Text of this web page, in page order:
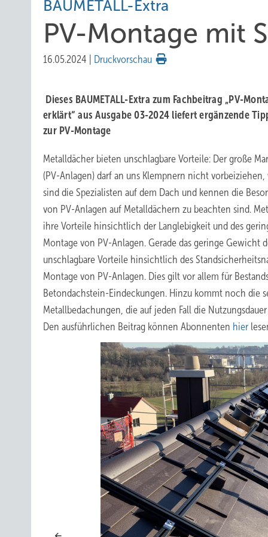
BAUMETALL-Extra
PV-M ontage mit
16.05.2024 Druckvorschau
Dieses BAUMETALL-Extra zum Fachbeitrag „PV-
erklärt“ aus Ausgabe 03-2024 liefert ergänzende
zur PV-Montage
Metalldächer bieten unschlagbare Vorteile: Der große
(PV-Anlagen) darf an uns Klempnern nicht
sind die Spezialisten auf dem Dach und kennen die
von PV-Anlagen auf Metalldächern zu beachten sind.
ihre Vorteile hinsichtlich der Langlebigkeit und des
Montage von PV-Anlagen. Gerade das geringe Gewicht
unschlagbare Vorteile hinsichtlich des
Montage von PV-Anlagen. Dies gilt vor allem für
Betondachstein-Eindeckungen. Hinzu kommt noch die
Metallbedachungen, die auf jeden Fall die
Den ausführlichen Beitrag können Abonnenten hier